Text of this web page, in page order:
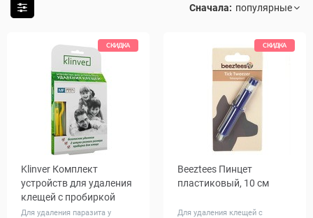
Сначала:
СКИДКА
Klinver Комплект
устройств для удаления
клещей с пробиркой
Для удаления паразита у
СКИДКА
Beeztees Пинцет
пластиковый, 10 см
Для удаления клещей с